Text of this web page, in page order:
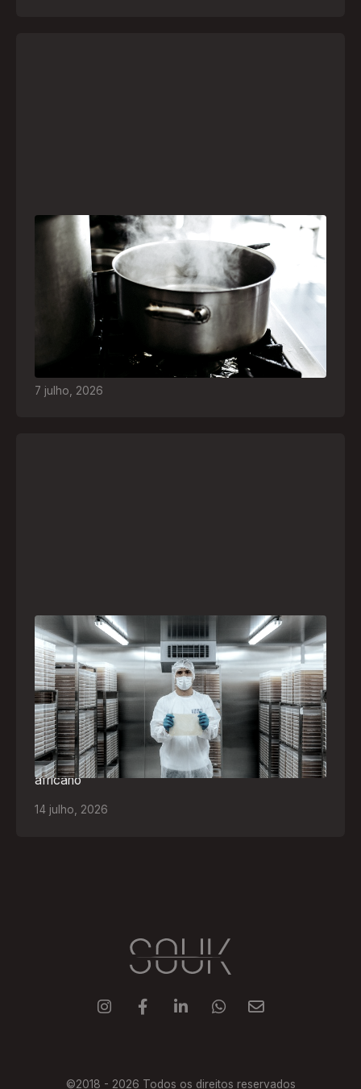
Frio leva brasileiros a improvisar para se
aquecer e aumenta risco de queimaduras
dentro de casa
O inverno chegou e, com ele, práticas perigosas
para espantar o frio voltam a ser comuns. Saiba
quais são os riscos e como agir em caso de
7 julho 2026
A paranaense Vuelo Pharma é uma das 13
empresas brasileiras selecionadas para
representar o Brasil na maior feira de
negócios de Angola
Empresa participará da FILDA 2026, em Luanda,
levando tecnologias brasileiras para tratamento de
feridas, ostomia e proteção cutânea ao mercado
africano
14 julho, 2026
    
©2018 - 2026 Todos os direitos reservados